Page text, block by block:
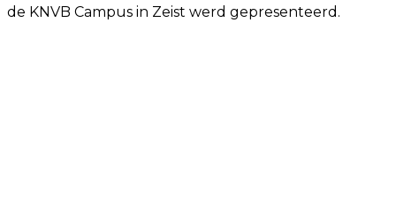
de KNVB Campus in Zeist werd gepresenteerd.